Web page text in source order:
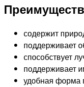
содержит
поддерживает
способствует
поддерживает
удобная форма